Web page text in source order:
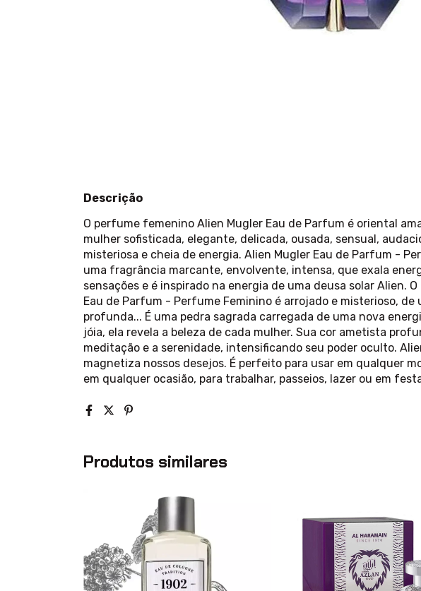
Descrição
O perfume femenino Alien Mugler Eau de Parfum é oriental
mulher sofisticada, elegante, delicada, ousada, sensual,
misteriosa e cheia de energia. Alien Mugler Eau de Parfum -
uma fragrância marcante, envolvente, intensa, que exala
sensações e é inspirado na energia de uma deusa solar Alien.
Eau de Parfum - Perfume Feminino é arrojado e misterioso, de
profunda... É uma pedra sagrada carregada de uma nova
jóia, ela revela a beleza de cada mulher. Sua cor ametista
meditação e a serenidade, intensificando seu poder oculto.
magnetiza nossos desejos. É perfeito para usar em qualquer
em qualquer ocasião, para trabalhar, passeios, lazer ou em
Produtos similares